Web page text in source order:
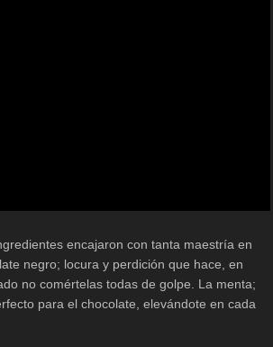
encajaron con tanta maestría en
negro; locura y perdición que hace, en
no comértelas todas de golpe. La menta;
para el chocolate, elevándote en cada